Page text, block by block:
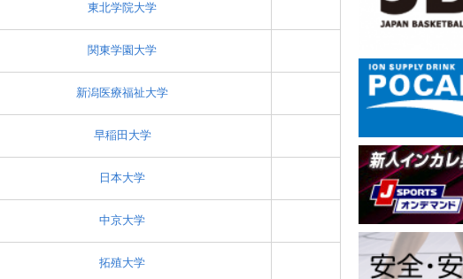
東北学院大学
関東学園大学
新潟医療福祉大学
早稲田大学
日本大学
中京大学
拓殖大学